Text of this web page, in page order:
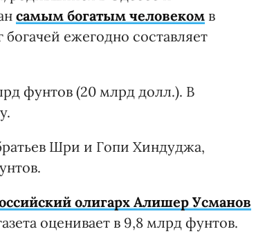
самым богатым человеком в
ежегодно составляет
фунтов (20 млрд долл.). В
Шри и Гопи Хиндуджа,
олигарх Алишер Усманов
оценивает в 9,8 млрд фунтов.